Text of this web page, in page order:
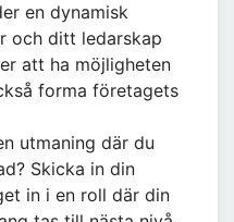
en dynamisk
och ditt ledarskap
att ha möjligheten
forma företagets
utmaning där du
Skicka in din
in i en roll där din